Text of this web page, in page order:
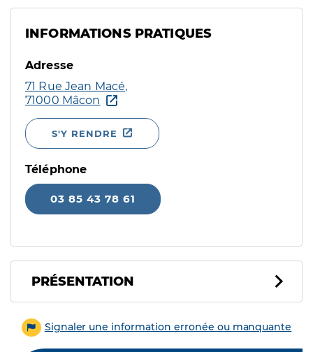
INFORMATIONS PRATIQUES
Adresse
71 Rue Jean Macé,
71000 Mâcon
S'Y RENDRE
Téléphone
03 85 43 78 61
PRÉSENTATION
Signaler une information erronée ou manquante